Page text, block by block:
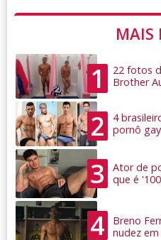
MAIS
1
22 fotos
Brother
2
4
pornô
3
Ator de
que é
4
Breno
nudez em